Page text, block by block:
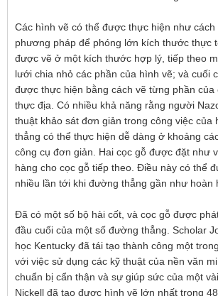
Các hình vẽ có thể được thực hiện như cách
phương pháp để phóng lớn kích thước thực
được vẽ ở một kích thước hợp lý, tiếp theo
lưới chia nhỏ các phần của hình vẽ; và cuối
được thực hiện bằng cách vẽ từng phần
thực địa. Có nhiều khả năng rằng người
thuật khảo sát đơn giản trong công việc của
thẳng có thể thực hiện dễ dàng ở khoảng
công cụ đơn giản. Hai cọc gỗ được đặt như
hàng cho cọc gỗ tiếp theo. Điều này có thể
nhiều lần tới khi đường thẳng gần như hoàn
Đã có một số bộ hài cốt, và cọc gỗ được
đầu cuối của một số đường thẳng. Scholar
học Kentucky đã tái tạo thành công một
với việc sử dụng các kỹ thuật của nền văn
chuẩn bị cẩn thận và sự giúp sức của một
Nickell đã tạo được hình vẽ lớn nhất trong 48